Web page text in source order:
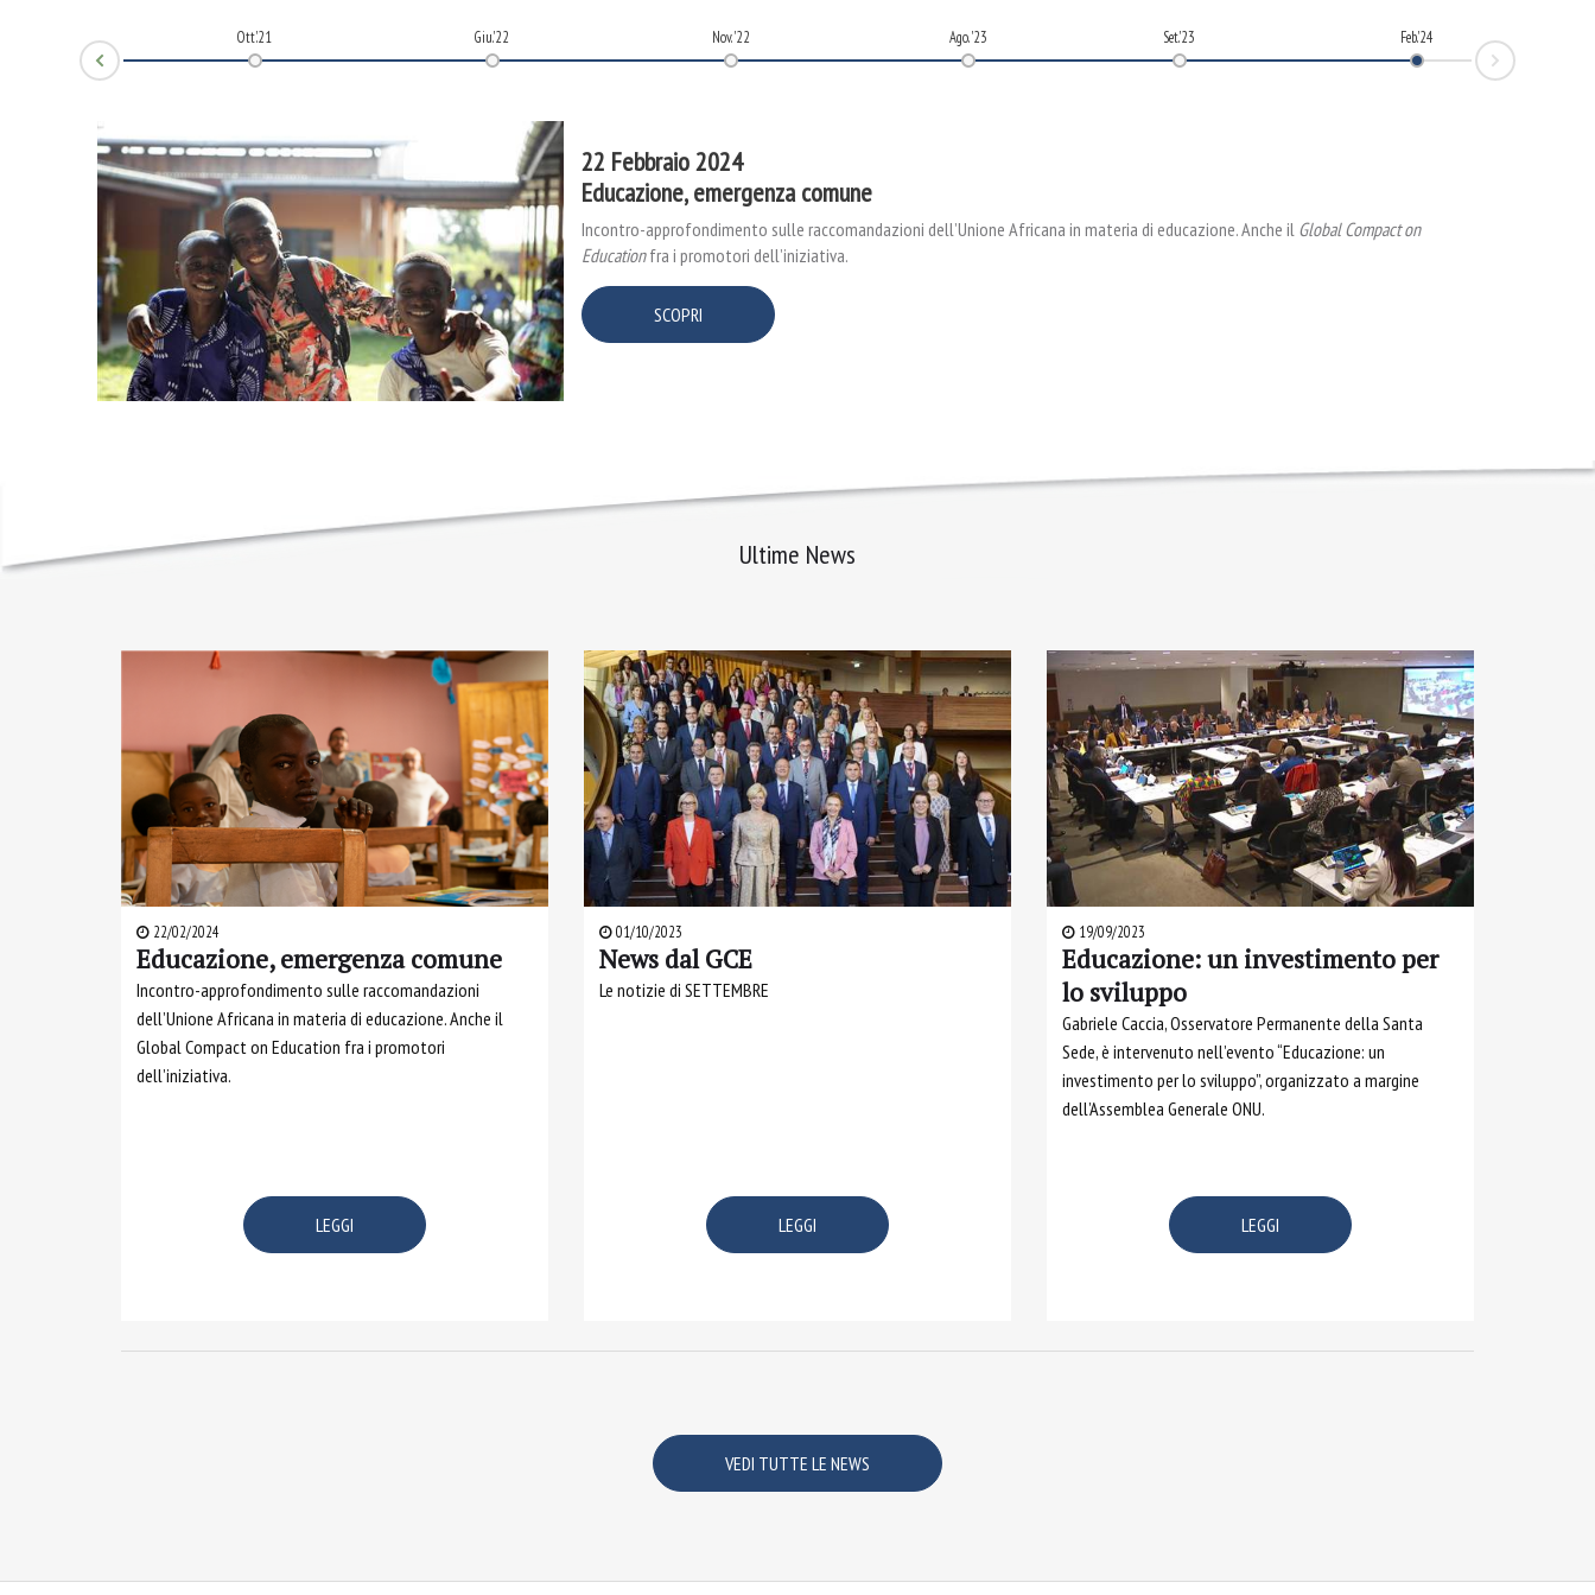
Ott'.21 Giu.'22 Nov. '22 Ago. '23 Set.'23
Feb.'24
Prev
Next
22 Febbraio 2024
Educazione, emergenza comune
Incontro-approfondimento sulle raccomandazioni dell’Unione Africana in materia di educazione. Anche il Global Compact on
Educationfra i promotori dell’iniziativa.
SCOPRI
Ultime News
22/02/2024
Educazione, emergenza comune
Incontro-approfondimento sulle raccomandazioni
dell’Unione Africana in materia di educazione. Anche il
Global Compact on Education fra i promotori
dell’iniziativa.
LEGGI
01/10/2023
​News dal GCE
Le notizie di SETTEMBRE
LEGGI
19/09/2023
Educazione: un investimento per
lo sviluppo
Gabriele Caccia, Osservatore Permanente della Santa
Sede, è intervenuto nell’evento “Educazione: un
investimento per lo sviluppo”, organizzato a margine
dell’Assemblea Generale ONU.
LEGGI
VEDI TUTTE LE NEWS